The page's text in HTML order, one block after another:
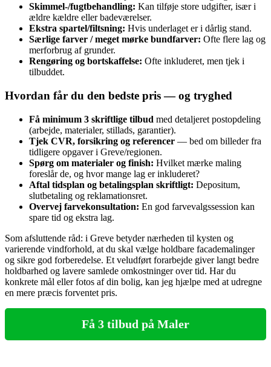
Skimmel-/fugtbehandling: Kan tilføje store udgifter, især i
ældre kældre eller badeværelser.
Ekstra spartel/filtsning: Hvis underlaget er i dårlig stand.
Særlige farver / meget mørke bundfarver: Ofte flere lag og
merforbrug af grunder.
Rengøring og bortskaffelse: Ofte inkluderet, men tjek i
tilbuddet.
Hvordan får du den bedste pris — og tryghed
Få minimum 3 skriftlige tilbud med detaljeret postopdeling
(arbejde, materialer, stillads, garantier).
Tjek CVR, forsikring og referencer — bed om billeder fra
tidligere opgaver i Greve/regionen.
Spørg om materialer og finish: Hvilket mærke maling
foreslår de, og hvor mange lag er inkluderet?
Aftal tidsplan og betalingsplan skriftligt: Depositum,
slutbetaling og reklamationsret.
Overvej farvekonsultation: En god farvevalgssession kan
spare tid og ekstra lag.
Som afsluttende råd: i Greve betyder nærheden til kysten og
varierende vindforhold, at du skal vælge holdbare facademalinger
og sikre god forberedelse. Et veludført forarbejde giver langt bedre
holdbarhed og lavere samlede omkostninger over tid. Har du
konkrete mål eller fotos af din bolig, kan jeg hjælpe med at udregne
en mere præcis forventet pris.
Få 3 tilbud på Maler